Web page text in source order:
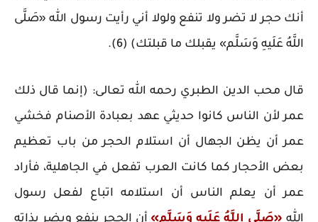
أنك حجر لا تضر ولا تنفع ولولا أني رأيت رسول الله «صَلَّى
اللَّهُ عَلَيهِ وَسَلَّم» يقبلك ما قبلتك) (6).
قال محب الدين الطبري رحمه الله تعالى: (إنما قال ذلك
عمر لأن الناس كانوا حديثي عهد بعبادة الأصنام فخشي
عمر أن يظن الجهال أن استلام الحجر من باب تعظيم
بعض الأحجار كما كانت العرب تفعل في الجاهلية، فأراد
عمر أن يعلم الناس أن استلامه اتباع لفعل رسول
الله «صَلَّى اللَّهُ عَلَيهِ وَسَلَّم» أن الحجر ينفع ويضر بذاته